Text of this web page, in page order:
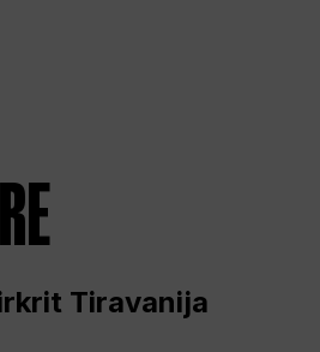
Tiravanija